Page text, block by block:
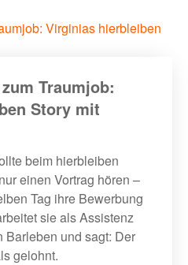
Traumjob:
Story mit
beim hierbleiben
einen Vortrag hören –
Tag ihre Bewerbung
sie als Assistenz
Barleben und sagt: Der
gelohnt.